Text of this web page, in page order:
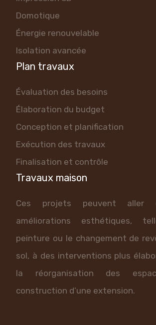
Domotique
Énergie renouvelable
Isolation avancée
Plan travaux
Évaluation des besoins
Élaboration du budget
Conception et planification
Exécution des travaux
Finalisation et contrôle
Travaux maison
Ces projets peuvent aller
améliorations esthétiques,
peinture ou le changement de
sol, à des interventions plus
la réorganisation des
construction d’une extension.